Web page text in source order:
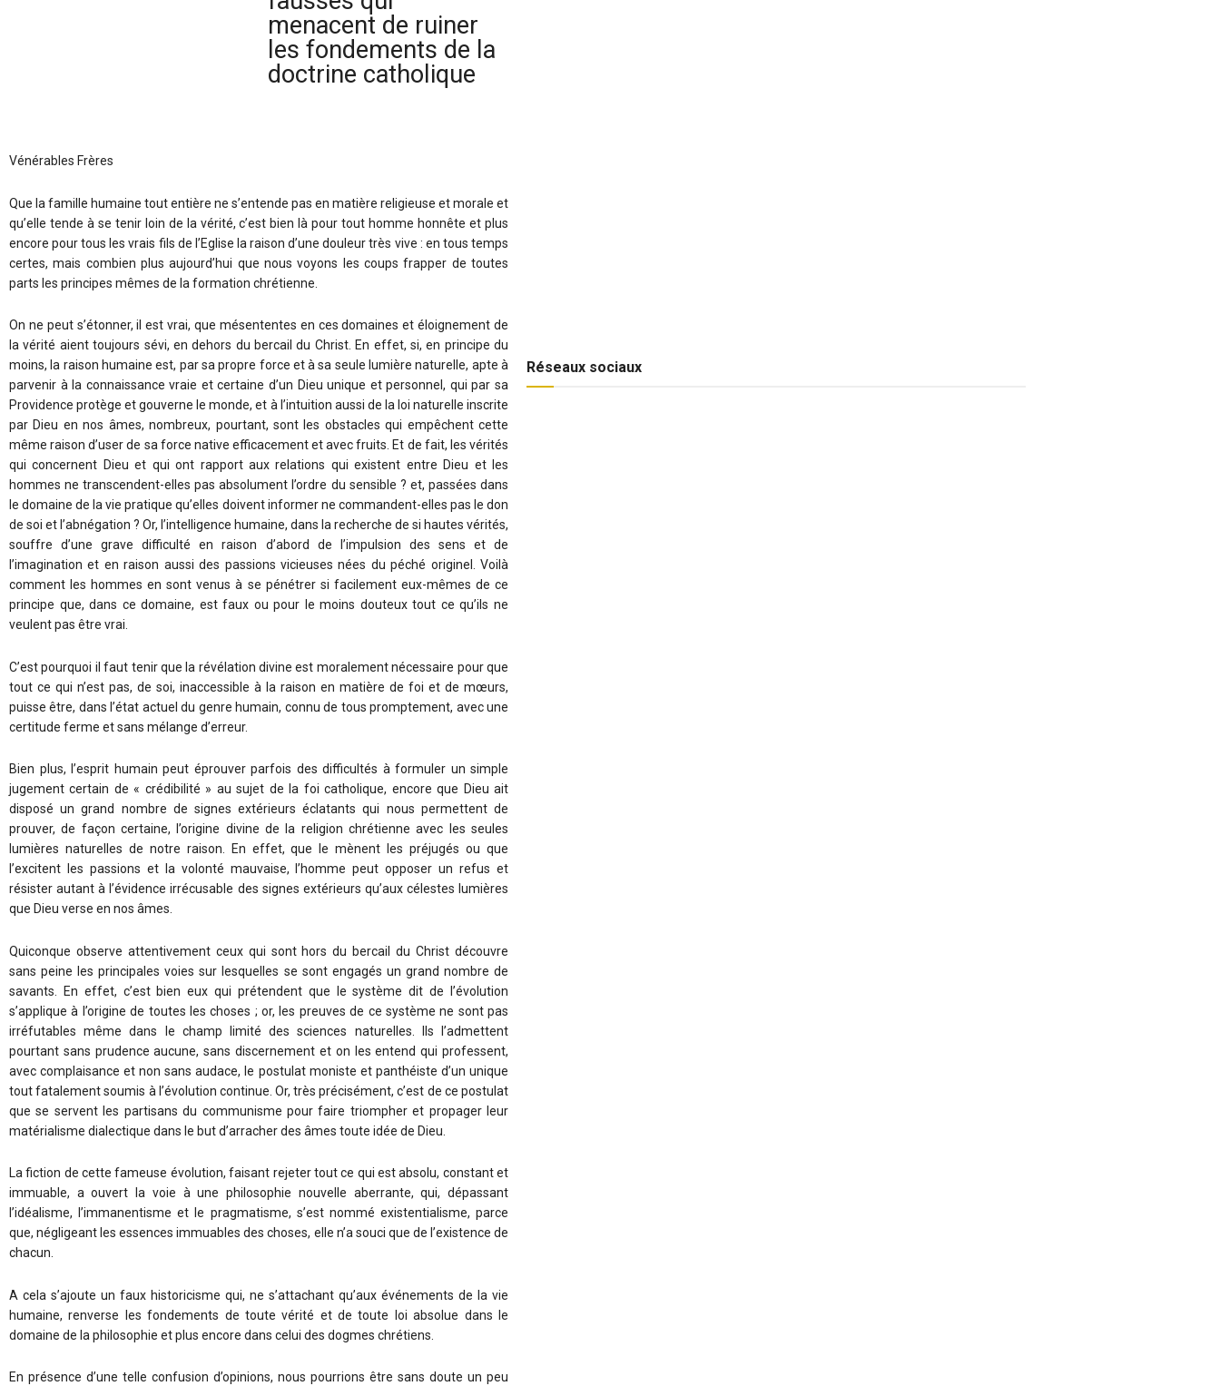
menacent de ruiner
les fondements de la
doctrine catholique
Vénérables Frères
Que la famille humaine tout entière ne s’entende pas en matière religieuse et morale et
qu’elle tende à se tenir loin de la vérité, c’est bien là pour tout homme honnête et plus
encore pour tous les vrais fils de l’Eglise la raison d’une douleur très vive : en tous temps
certes, mais combien plus aujourd’hui que nous voyons les coups frapper de toutes
parts les principes mêmes de la formation chrétienne.
On ne peut s’étonner, il est vrai, que mésententes en ces domaines et éloignement de
la vérité aient toujours sévi, en dehors du bercail du Christ. En effet, si, en principe du
moins, la raison humaine est, par sa propre force et à sa seule lumière naturelle, apte à
parvenir à la connaissance vraie et certaine d’un Dieu unique et personnel, qui par sa
Providence protège et gouverne le monde, et à l’intuition aussi de la loi naturelle inscrite
par Dieu en nos âmes, nombreux, pourtant, sont les obstacles qui empêchent cette
même raison d’user de sa force native efficacement et avec fruits. Et de fait, les vérités
qui concernent Dieu et qui ont rapport aux relations qui existent entre Dieu et les
hommes ne transcendent-elles pas absolument l’ordre du sensible ? et, passées dans
le domaine de la vie pratique qu’elles doivent informer ne commandent-elles pas le don
de soi et l’abnégation ? Or, l’intelligence humaine, dans la recherche de si hautes vérités,
souffre d’une grave difficulté en raison d’abord de l’impulsion des sens et de
l’imagination et en raison aussi des passions vicieuses nées du péché originel. Voilà
comment les hommes en sont venus à se pénétrer si facilement eux-mêmes de ce
principe que, dans ce domaine, est faux ou pour le moins douteux tout ce qu’ils ne
veulent pas être vrai.
C’est pourquoi il faut tenir que la révélation divine est moralement nécessaire pour que
tout ce qui n’est pas, de soi, inaccessible à la raison en matière de foi et de mœurs,
puisse être, dans l’état actuel du genre humain, connu de tous promptement, avec une
certitude ferme et sans mélange d’erreur.
Bien plus, l’esprit humain peut éprouver parfois des difficultés à formuler un simple
jugement certain de « crédibilité » au sujet de la foi catholique, encore que Dieu ait
disposé un grand nombre de signes extérieurs éclatants qui nous permettent de
prouver, de façon certaine, l’origine divine de la religion chrétienne avec les seules
lumières naturelles de notre raison. En effet, que le mènent les préjugés ou que
l’excitent les passions et la volonté mauvaise, l’homme peut opposer un refus et
résister autant à l’évidence irrécusable des signes extérieurs qu’aux célestes lumières
que Dieu verse en nos âmes.
Quiconque observe attentivement ceux qui sont hors du bercail du Christ découvre
sans peine les principales voies sur lesquelles se sont engagés un grand nombre de
savants. En effet, c’est bien eux qui prétendent que le système dit de l’évolution
s’applique à l’origine de toutes les choses ; or, les preuves de ce système ne sont pas
irréfutables même dans le champ limité des sciences naturelles. Ils l’admettent
pourtant sans prudence aucune, sans discernement et on les entend qui professent,
avec complaisance et non sans audace, le postulat moniste et panthéiste d’un unique
tout fatalement soumis à l’évolution continue. Or, très précisément, c’est de ce postulat
que se servent les partisans du communisme pour faire triompher et propager leur
matérialisme dialectique dans le but d’arracher des âmes toute idée de Dieu.
La fiction de cette fameuse évolution, faisant rejeter tout ce qui est absolu, constant et
immuable, a ouvert la voie à une philosophie nouvelle aberrante, qui, dépassant
l’idéalisme, l’immanentisme et le pragmatisme, s’est nommé existentialisme, parce
que, négligeant les essences immuables des choses, elle n’a souci que de l’existence de
chacun.
A cela s’ajoute un faux historicisme qui, ne s’attachant qu’aux événements de la vie
humaine, renverse les fondements de toute vérité et de toute loi absolue dans le
domaine de la philosophie et plus encore dans celui des dogmes chrétiens.
En présence d’une telle confusion d’opinions, nous pourrions être sans doute un peu
Réseaux sociaux